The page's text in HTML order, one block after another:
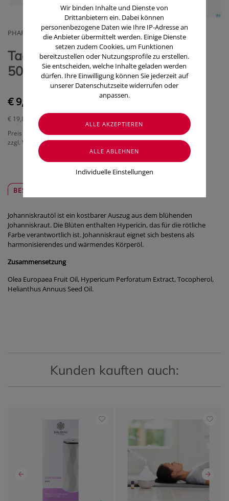
PHARMAG LACHMAIR GMBH
Taoasis Johanniskraut Basisöl Bio
50ml
€ 9,90
€ 19,80
/ 100 ml
Preis inkl. MwSt.
zzgl. Versandkosten
BESCHREIBUNG
Johanniskrautöl ist ein kostbarer Auszug aus dem blühenden
Johanniskraut. Die Blüten enthalten Hypericin, das für die rötliche
Farbe verantwortlich ist. Johanniskraut eignet sich bestens als
harmonisierendes und wärmendes Körperöl.
Zusammensetzung
Olea Europaea Fruit Oil, Hypericum Perforatum Extract, Tocopherol,
Helianthus Annuus Seed Oil.
Kunden kauften auch:
Wir binden Inhalte und Dienste von
Drittanbietern ein. Dabei können
personenbezogene Daten wie Ihre IP-Adresse an
die Anbieter übermittelt werden. Einige Dienste
setzen zudem Cookies, um Funktionen
bereitzustellen oder Nutzungsprofile zu erstellen.
Sie entscheiden, welche Inhalte geladen werden
dürfen. Ihre Einwilligung können Sie jederzeit auf
unserer Datenschutzseite widerrufen oder
anpassen.
Individuelle Einstellungen